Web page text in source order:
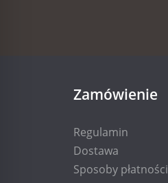
Zamówienie
Regulamin
Dostawa
Sposoby płatności